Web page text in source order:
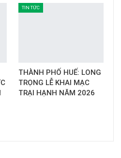
TIN TỨC
THÀNH PHỐ HUẾ: LONG
TRỌNG LỄ KHAI MẠC
TRẠI HẠNH NĂM 2026